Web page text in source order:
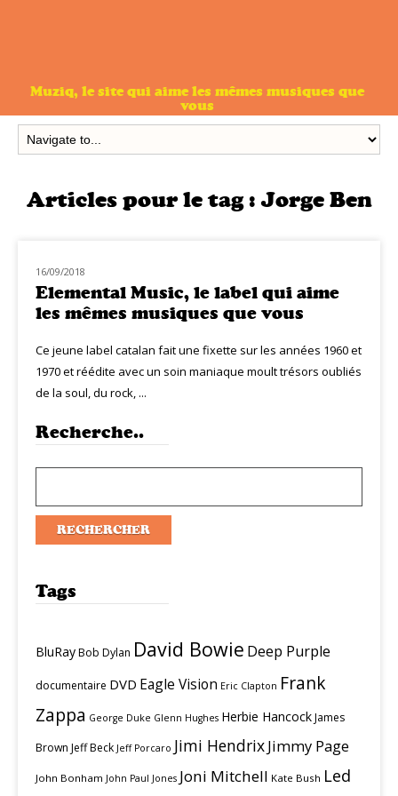
Muziq, le site qui aime les mêmes musiques que
vous
Articles pour le tag :Jorge Ben
RAYON MUZIQ
16/09/2018
Elemental Music, le label qui aime
les mêmes musiques que vous
Ce jeune label catalan fait une fixette sur les années 1960 et
1970 et réédite avec un soin maniaque moult trésors oubliés
de la soul, du rock, ...
Recherche..
Tags
BluRayBob Dylan David Bowie Deep Purple
documentaire DVD Eagle Vision Eric Clapton Frank
Zappa George Duke Glenn Hughes Herbie HancockJames
Brown Jeff Beck Jeff Porcaro Jimi HendrixJimmy Page
John Bonham John Paul Jones Joni Mitchell Kate Bush Led